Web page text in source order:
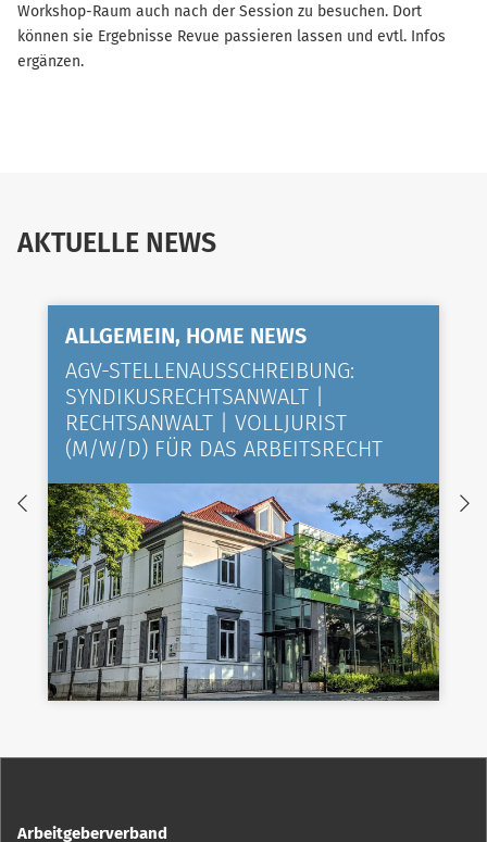
Workshop-Raum auch nach der Session zu besuchen. Dort
können sie Ergebnisse Revue passieren lassen und evtl. Infos
ergänzen.
AKTUELLE NEWS
ALLGEMEIN, HOME NEWS
AGV-STELLENAUSSCHREIBUNG:
SYNDIKUSRECHTSANWALT |
RECHTSANWALT | VOLLJURIST
(M/W/D) FÜR DAS ARBEITSRECHT
Arbeitgeberverband